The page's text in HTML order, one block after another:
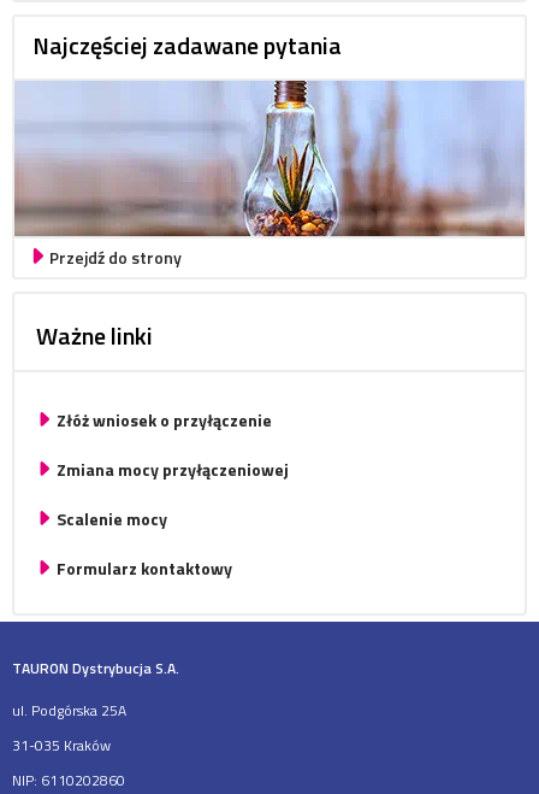
Najczęściej zadawane pytania
Przejdź do strony
Ważne linki
Złóż wniosek o przyłączenie
Zmiana mocy przyłączeniowej
Scalenie mocy
Formularz kontaktowy
TAURON Dystrybucja S.A.
ul. Podgórska 25A
31-035 Kraków
NIP: 6110202860